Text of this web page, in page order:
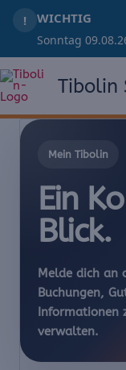
! WICHTIG
Sonntag
Inhalt
springen
Tibolin
Mein Tibolin
Ein
Blick.
Melde dich an
Buchungen,
Informationen
verwalten.